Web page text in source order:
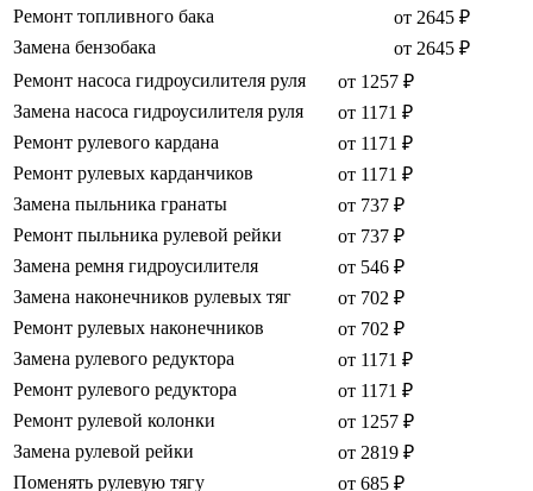
Ремонт топливного бака
от 2645 ₽
Замена бензобака
от 2645 ₽
Ремонт насоса гидроусилителя руля
от 1257 ₽
Замена насоса гидроусилителя руля
от 1171 ₽
Ремонт рулевого кардана
от 1171 ₽
Ремонт рулевых карданчиков
от 1171 ₽
Замена пыльника гранаты
от 737 ₽
Ремонт пыльника рулевой рейки
от 737 ₽
Замена ремня гидроусилителя
от 546 ₽
Замена наконечников рулевых тяг
от 702 ₽
Ремонт рулевых наконечников
от 702 ₽
Замена рулевого редуктора
от 1171 ₽
Ремонт рулевого редуктора
от 1171 ₽
Ремонт рулевой колонки
от 1257 ₽
Замена рулевой рейки
от 2819 ₽
Поменять рулевую тягу
от 685 ₽